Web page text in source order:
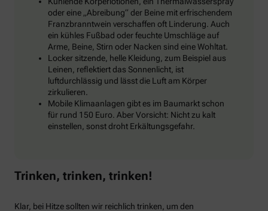
oder eine „Abreibung“ der Beine mit erfrischendem
Franzbranntwein verschaffen oft Linderung. Auch
ein kühles Fußbad oder feuchte Umschläge auf
Arme, Beine, Stirn oder Nacken sind eine Wohltat.
Locker sitzende, helle Kleidung, zum Beispiel aus
Leinen, reflektiert das Sonnenlicht, ist
luftdurchlässig und lässt die Luft am Körper
zirkulieren.
Mobile Klimaanlagen gibt es im Baumarkt schon
für rund 150 Euro. Aber Vorsicht: Nicht zu kalt
einstellen, sonst droht Erkältungsgefahr.
Trinken, trinken, trinken!
Klar, bei Hitze sollten wir reichlich trinken, um den